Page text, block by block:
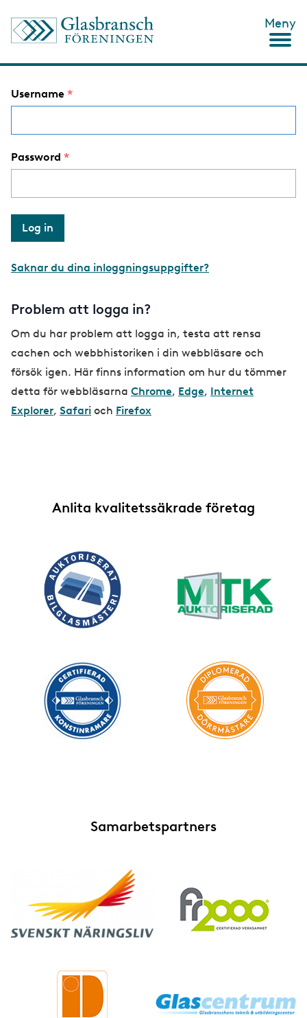
Meny
Username
Password
Saknar du dina inloggningsuppgifter?
Problem att logga in?
Om du har problem att logga in, testa att rensa
cachen och webbhistoriken i din webbläsare och
försök igen. Här finns information om hur du tömmer
detta för webbläsarna Chrome, Edge, Internet
Explorer, Safari och Firefox
Anlita kvalitetssäkrade företag
Samarbetspartners